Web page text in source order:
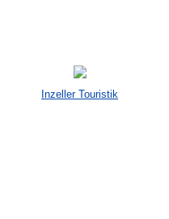
Inzeller Touristik